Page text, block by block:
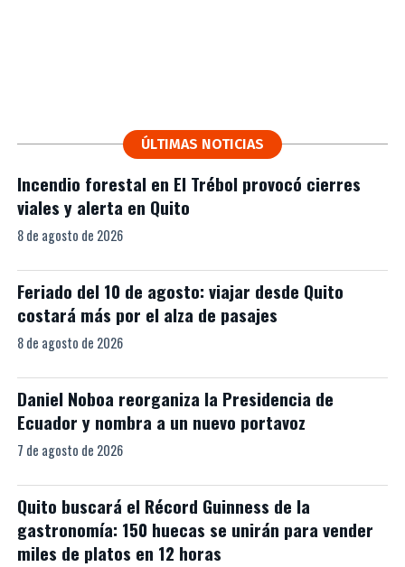
ÚLTIMAS NOTICIAS
Incendio forestal en El Trébol provocó cierres
viales y alerta en Quito
8 de agosto de 2026
Feriado del 10 de agosto: viajar desde Quito
costará más por el alza de pasajes
8 de agosto de 2026
Daniel Noboa reorganiza la Presidencia de
Ecuador y nombra a un nuevo portavoz
7 de agosto de 2026
Quito buscará el Récord Guinness de la
gastronomía: 150 huecas se unirán para vender
miles de platos en 12 horas